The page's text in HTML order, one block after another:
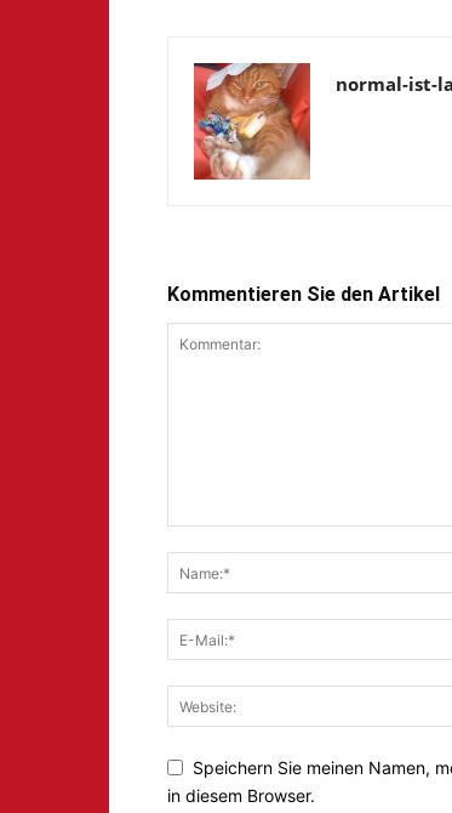
normal-ist-
Kommentieren Sie den Artikel
Speichern Sie meinen Namen,
in diesem Browser.